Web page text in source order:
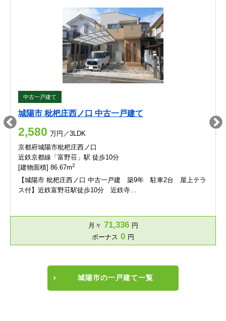
中古一戸建て
城陽市 枇杷庄西ノ口 中古一戸建て
2,580 万円／3LDK
京都府城陽市枇杷庄西ノ口
近鉄京都線「富野荘」駅 徒歩10分
[建物面積] 86.67m2
【城陽市 枇杷庄西ノ口 中古一戸建 築9年 駐車2台 屋上テラ
ス付】近鉄富野荘駅徒歩10分 近鉄寺…
月々 71,336 円
ボーナス 0 円
城陽市の一戸建て一覧